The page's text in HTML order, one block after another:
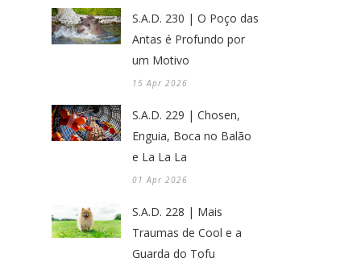
S.A.D. 230 | O Poço das
Antas é Profundo por
um Motivo
15 Apr 2026
S.A.D. 229 | Chosen,
Enguia, Boca no Balão
e La La La
01 Apr 2026
S.A.D. 228 | Mais
Traumas de Cool e a
Guarda do Tofu